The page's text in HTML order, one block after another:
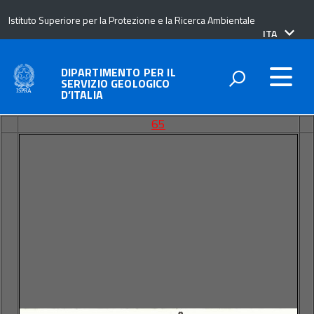
Istituto Superiore per la Protezione e la Ricerca Ambientale
lingua
ITA
DIPARTIMENTO PER IL
SERVIZIO GEOLOGICO
D’ITALIA
65